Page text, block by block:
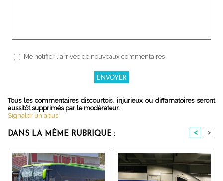
Me notifier l'arrivée de nouveaux commentaires
Tous les commentaires discourtois, injurieux ou diffamatoires seront
aussitôt supprimés par le modérateur.
Signaler un abus
DANS LA MÊME RUBRIQUE : < >